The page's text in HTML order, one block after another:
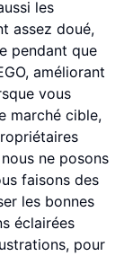
les
assez doué,
pendant que
améliorant
vous
marché cible,
ne posons
faisons des
les bonnes
éclairées
pour